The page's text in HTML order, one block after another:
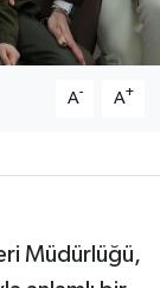
A- A+
Müdürlüğü,